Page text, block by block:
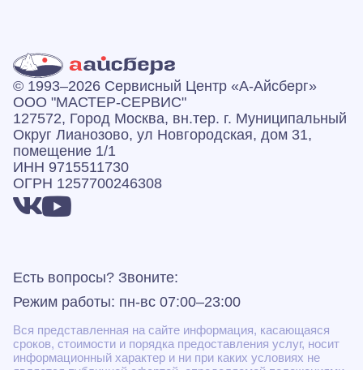
© 1993–2026 Сервисный Центр «А‑Айсберг»
ООО "МАСТЕР-СЕРВИС"
127572, Город Москва, вн.тер. г. Муниципальный
Округ Лианозово, ул Новгородская, дом 31,
помещение 1/1
ИНН 9715511730
ОГРН 1257700246308
Есть вопросы? Звоните:
Режим работы: пн-вс 07:00–23:00
Вся представленная на сайте информация, касающаяся
сроков, стоимости и порядка предоставления услуг, носит
информационный характер и ни при каких условиях не